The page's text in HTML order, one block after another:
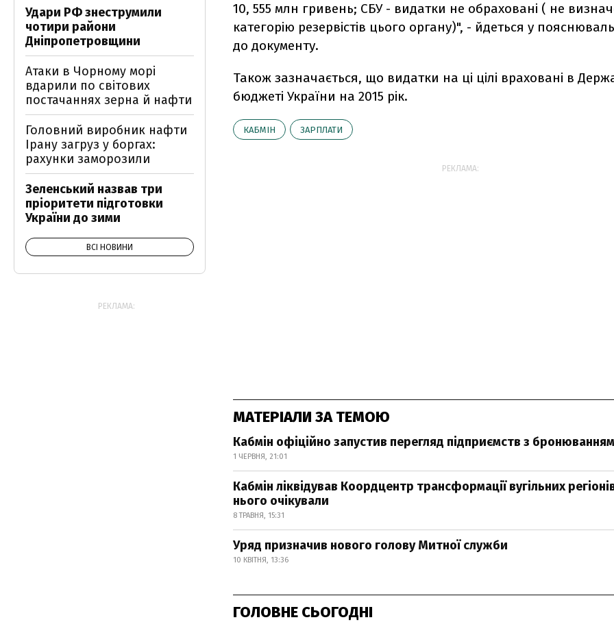
10, 555 млн гривень; СБУ - видатки не обраховані ( не
категорію резервістів цього органу)", - йдеться у
до документу.
Також зазначається, що видатки на ці цілі враховані в
бюджеті України на 2015 рік.
КАБМІН ЗАРПЛАТИ
РЕКЛАМА:
МАТЕРІАЛИ ЗА ТЕМОЮ
Кабмін офіційно запустив перегляд підприємств з бронюванням
1 ЧЕРВНЯ, 21:01
Кабмін ліквідував Коордцентр трансформації вугільних
нього очікували
8 ТРАВНЯ, 15:31
Уряд призначив нового голову Митної служби
10 КВІТНЯ, 13:36
ГОЛОВНЕ СЬОГОДНІ
Удари РФ знеструмили
чотири райони
Дніпропетровщини
Атаки в Чорному морі
вдарили по світових
постачаннях зерна й нафти
Головний виробник нафти
Ірану загруз у боргах:
рахунки заморозили
Зеленський назвав три
пріоритети підготовки
України до зими
ВСІ НОВИНИ
РЕКЛАМА: